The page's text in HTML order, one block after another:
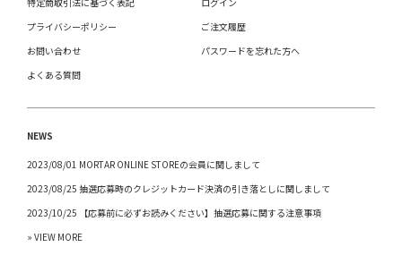
プライバシーポリシー
お問い合わせ
よくある質問
ご注文履歴
パスワードを忘れた方へ
NEWS
2023/08/01 MORTAR ONLINE STOREの会員に関しまして
2023/08/25 抽選応募時のクレジットカード決済の引き落としに関しまして
2023/10/25 【応募前に必ずお読みください】抽選応募に関する注意事項
» VIEW MORE